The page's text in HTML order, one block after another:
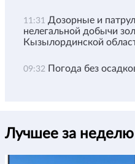
11:31 Дозорные и
нелегальной добычи
Кызылординской
09:32 Погода без
Лучшее за неделю